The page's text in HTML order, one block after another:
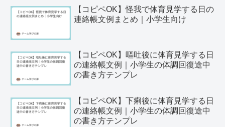
【コピペOK】怪我で体育見学する日の
連絡帳文例まとめ｜小学生向け
【コピペOK】嘔吐後に体育見学する日
の連絡帳文例｜小学生の体調回復途中
の書き方テンプレ
【コピペOK】下痢後に体育見学する日
の連絡帳文例｜小学生の体調回復途中
の書き方テンプレ